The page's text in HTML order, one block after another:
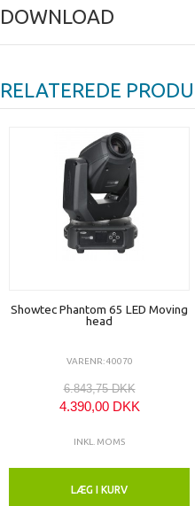
DOWNLOAD
RELATEREDE
Showtec Phantom 65 LED Moving
head
VARENR: 40070
6.843,75 DKK
4.390,00 DKK
INKL. MOMS
LÆG I KURV